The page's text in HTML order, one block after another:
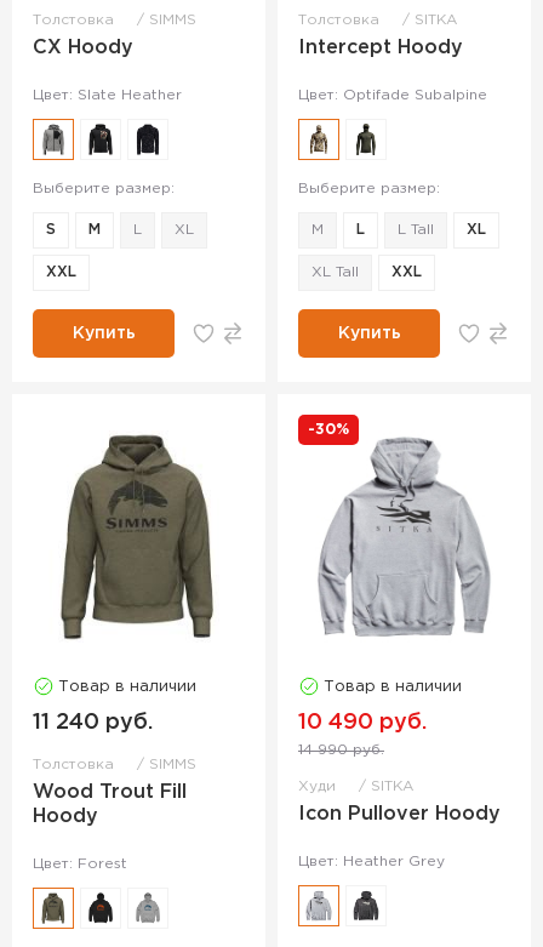
Толстовка SIMMS
CX Hoody
Цвет: Slate Heather
Выберите размер:
S M XL
XXL
Купить
Толстовка SITKA
Intercept Hoody
Цвет: Optifade Subalpine
Выберите размер:
M L L Tall XL
XL Tall XXL
Купить
Товар в наличии
11 240 руб.
Толстовка SIMMS
Wood Trout Fill
Hoody
Цвет: Forest
-30%
Товар в наличии
10 490 руб.
14 990 руб.
Худи SITKA
Icon Pullover Hoody
Цвет: Heather Grey